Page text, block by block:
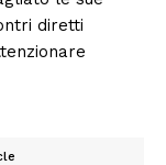
diretti